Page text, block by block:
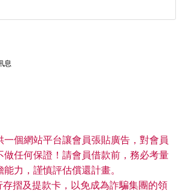
息
一個網站平台讓會員張貼廣告，對會員
做任何保證！請會員借款前，務必考量
力，謹慎評估償還計畫。
摺及提款卡，以免成為詐騙集團的領